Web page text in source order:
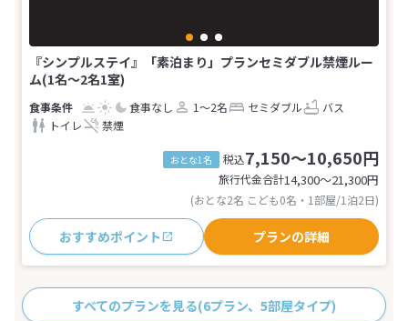
『シンプルステイ』「素泊まり」プランセミダブル禁煙ルー
ム(1名～2名1室)
食事なし 1～2名 セミダブル
バス
トイレ
禁煙
おとな1名 税込7,150～10,650円
旅行代金合計14,300〜21,300円
(おとな2名 こども0名・1部屋/1泊2日)
おすすめポイント プランの詳細
すべてのプランを見る(6プラン、5部屋タイプ)